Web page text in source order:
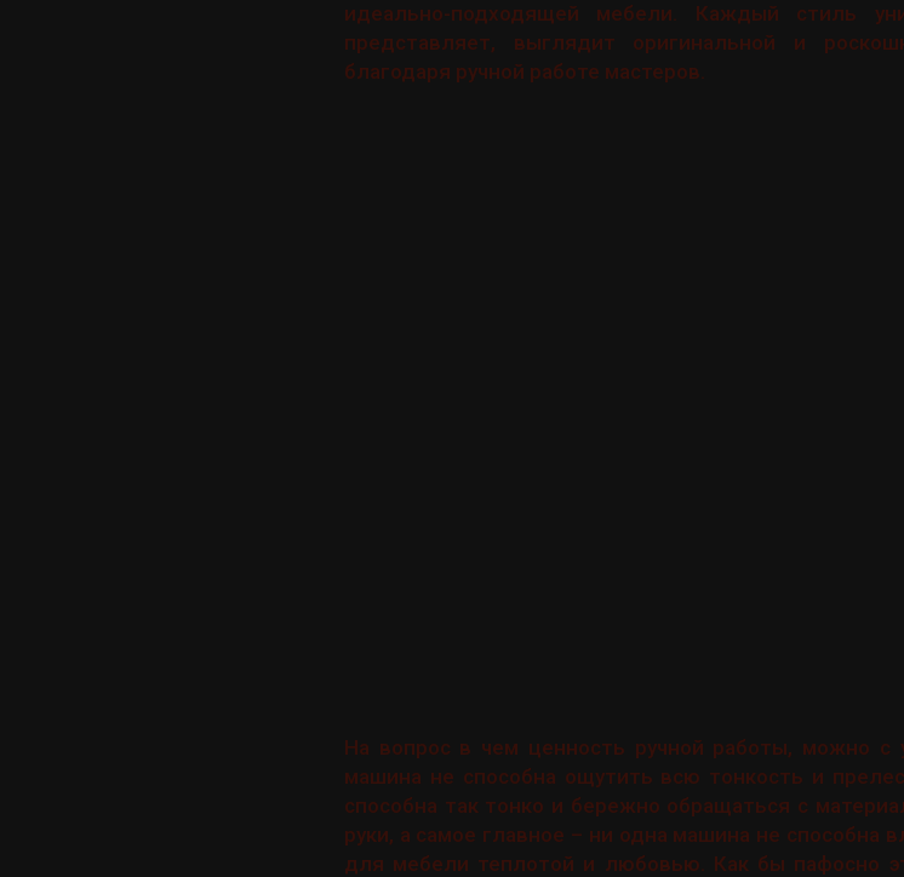
идеально-подходящей мебели. Каждый стиль
представляет, выглядит оригинальной и
благодаря ручной работе мастеров.
На вопрос в чем ценность ручной работы, можно с
машина не способна ощутить всю тонкость и
способна так тонко и бережно обращаться с
руки, а самое главное – ни одна машина не способна
для мебели теплотой и любовью. Как бы пафосно